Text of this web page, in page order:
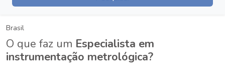
Brasil
O que faz um Especialista em
instrumentação metrológica?